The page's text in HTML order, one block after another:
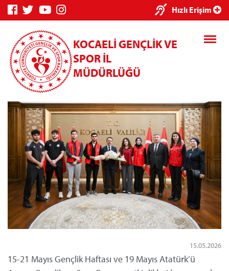
Hızlı Erişim
KOCAELİ GENÇLİK VE
SPOR İL
MÜDÜRLÜĞÜ
15.05.2026
15-21 Mayıs Gençlik Haftası ve 19 Mayıs Atatürk’ü
×
Genç Bilgi
Sistemi
Spor Bilgi
Sistemi
Kredi/Yurt
İşlemleri
Kredi/Yurt E-
Ödeme